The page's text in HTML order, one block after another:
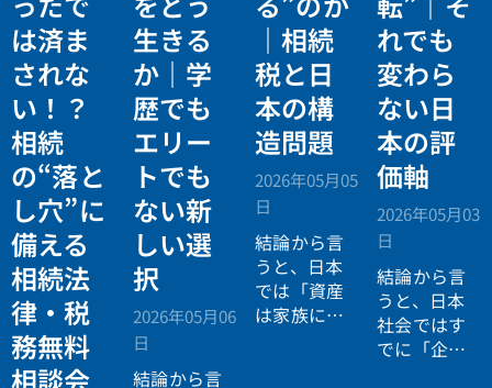
は済ま
されな
い！？
相続
の“落と
し穴”に
備える
相続法
律・税
務無料
相談会
生きる
か｜学
歴でも
エリー
トでも
ない新
しい選
択
2026年05月06
日
結論から言
｜相続
税と日
本の構
造問題
2026年05月05
日
結論から言
うと、日本
では「資産
は家族に引
れでも
変わら
ない日
本の評
価軸
2026年05月03
日
結論から言
うと、日本
社会ではす
でに「企業